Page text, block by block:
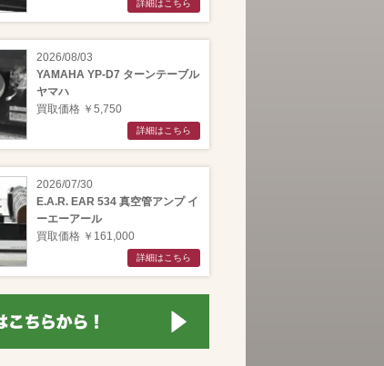
詳細はこちら
2026/08/03
YAMAHA YP-D7 ターンテーブル
ヤマハ
買取価格 ￥5,750
詳細はこちら
2026/07/30
E.A.R. EAR 534 真空管アンプ イ
ーエーアール
買取価格 ￥161,000
詳細はこちら